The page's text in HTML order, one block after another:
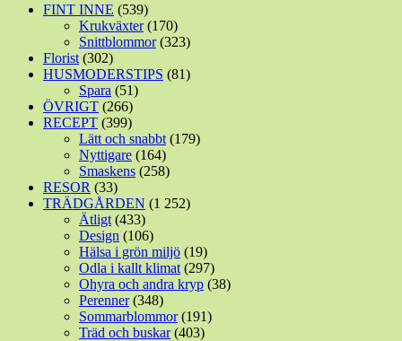
FINT INNE (539)
Krukväxter(170)
Snittblommor(323)
Florist (302)
HUSMODERSTIPS (81)
Spara (51)
ÖVRIGT (266)
RECEPT (399)
Lätt och snabbt (179)
Nyttigare (164)
Smaskens (258)
RESOR (33)
TRÄDGÅRDEN (1 252)
Ätligt (433)
Design (106)
Hälsa i grön miljö (19)
Odla i kallt klimat (297)
Ohyra och andra kryp (38)
Perenner(348)
Sommarblommor(191)
Träd och buskar(403)